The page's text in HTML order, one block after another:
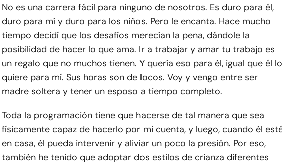
No es una carrera fácil para ninguno de nosotros. Es duro para él,
duro para mí y duro para los niños. Pero le encanta. Hace mucho
tiempo decidí que los desafíos merecían la pena, dándole la
posibilidad de hacer lo que ama. Ir a trabajar y amar tu trabajo es
un regalo que no muchos tienen. Y quería eso para él, igual que él lo
quiere para mí. Sus horas son de locos. Voy y vengo entre ser
madre soltera y tener un esposo a tiempo completo.
Toda la programación tiene que hacerse de tal manera que sea
físicamente capaz de hacerlo por mi cuenta, y luego, cuando él
en casa, él pueda intervenir y aliviar un poco la presión. Por eso,
también he tenido que adoptar dos estilos de crianza diferentes